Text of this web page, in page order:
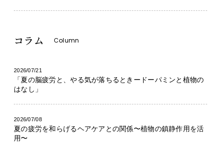
コラム Column
2026/07/21
「夏の脳疲労と、やる気が落ちるときードーパミンと植物の
はなし」
2026/07/08
夏の疲労を和らげるヘアケアとの関係〜植物の鎮静作用を活
用〜